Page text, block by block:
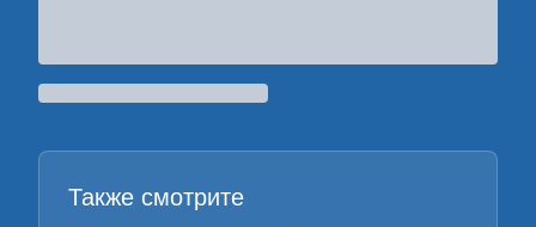
Также смотрите